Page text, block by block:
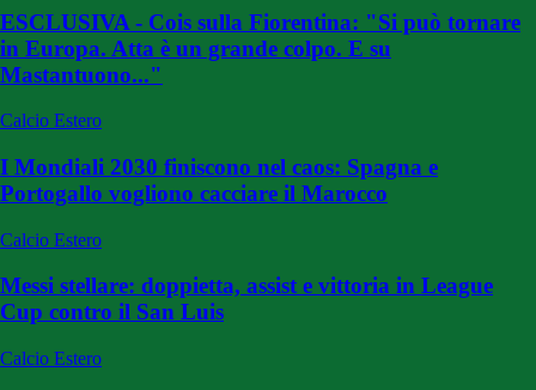
ESCLUSIVA - Cois sulla Fiorentina: "Si può tornare
in Europa. Atta è un grande colpo. E su
Mastantuono..."
Calcio Estero
I Mondiali 2030 finiscono nel caos: Spagna e
Portogallo vogliono cacciare il Marocco
Calcio Estero
Messi stellare: doppietta, assist e vittoria in League
Cup contro il San Luis
Calcio Estero